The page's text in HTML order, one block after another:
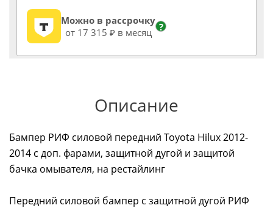
Можно в рассрочку
от 17 315 ₽ в месяц
?
Описание
Бампер РИФ силовой передний Toyota Hilux 2012-
2014 с доп. фарами, защитной дугой и защитой
бачка омывателя, на рестайлинг
Передний силовой бампер с защитной дугой РИФ